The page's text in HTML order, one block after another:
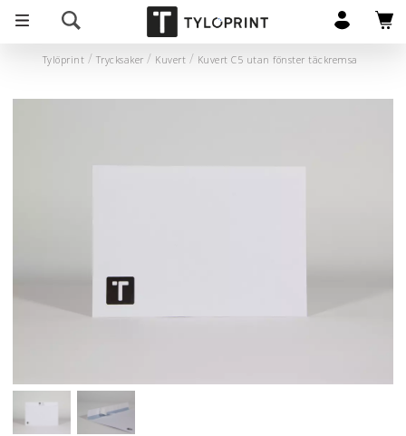
Tylöprint Trycksaker Kuvert Kuvert C5 utan fönster täckremsa